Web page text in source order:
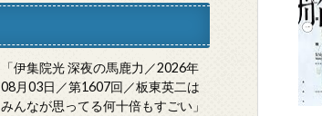
「伊集院光 深夜の馬鹿力／2026年
08月03日／第1607回／板東英二は
みんなが思ってる何十倍もすごい」